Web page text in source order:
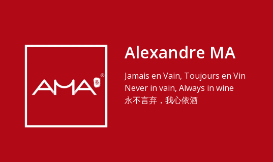
Alexandre MA
Jamais en Vain, Toujours en Vin
Never in vain, Always in wine
永不言弃，我心依酒